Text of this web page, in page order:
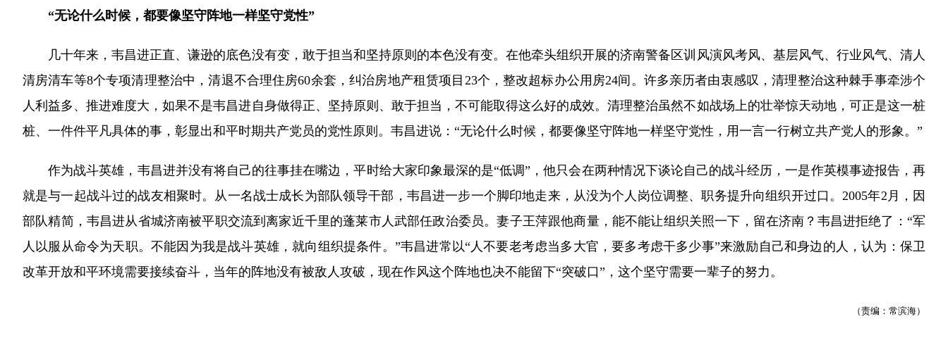
“无论什么时候，都要像坚守阵地一样坚守党性”
几十年来，韦昌进正直、谦逊的底色没有变，敢于担当和坚持原则的本色没有变。在他牵头组织开展的济南警备区训风演风考风、基层风气、行业风气、清人
清房清车等8个专项清理整治中，清退不合理住房60余套，纠治房地产租赁项目23个，整改超标办公用房24间。许多亲历者由衷感叹，清理整治这种棘手事牵涉个
人利益多、推进难度大，如果不是韦昌进自身做得正、坚持原则、敢于担当，不可能取得这么好的成效。清理整治虽然不如战场上的壮举惊天动地，可正是这一桩
桩、一件件平凡具体的事，彰显出和平时期共产党员的党性原则。韦昌进说：“无论什么时候，都要像坚守阵地一样坚守党性，用一言一行树立共产党人的形象。”
作为战斗英雄，韦昌进并没有将自己的往事挂在嘴边，平时给大家印象最深的是“低调”，他只会在两种情况下谈论自己的战斗经历，一是作英模事迹报告，再
就是与一起战斗过的战友相聚时。从一名战士成长为部队领导干部，韦昌进一步一个脚印地走来，从没为个人岗位调整、职务提升向组织开过口。2005年2月，因
部队精简，韦昌进从省城济南被平职交流到离家近千里的蓬莱市人武部任政治委员。妻子王萍跟他商量，能不能让组织关照一下，留在济南？韦昌进拒绝了：“军
人以服从命令为天职。不能因为我是战斗英雄，就向组织提条件。”韦昌进常以“人不要老考虑当多大官，要多考虑干多少事”来激励自己和身边的人，认为：保卫
改革开放和平环境需要接续奋斗，当年的阵地没有被敌人攻破，现在作风这个阵地也决不能留下“突破口”，这个坚守需要一辈子的努力。
（责编：常滨海）